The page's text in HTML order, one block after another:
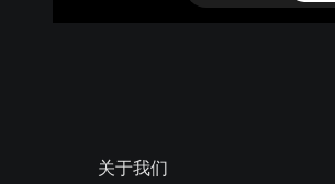
关于我们